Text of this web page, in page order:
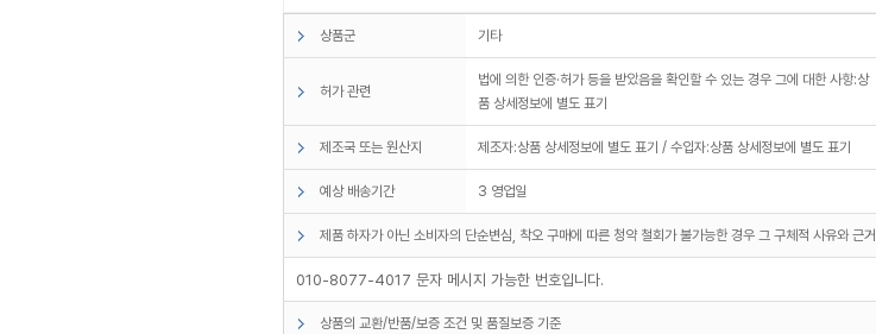
상품군 기타
허가 관련
법에 의한 인증·허가 등을 받았음을 확인할 수 있는 경우 그에 대한 사항:상
품 상세정보에 별도 표기
제조국 또는 원산지 제조자:상품 상세정보에 별도 표기 / 수입자:상품 상세정보에 별도 표기
예상 배송기간 3 영업일
제품 하자가 아닌 소비자의 단순변심, 착오 구매에 따른 청약 철회가 불가능한 경우 그 구체적 사유와 근거
010-8077-4017 문자 메시지 가능한 번호입니다.
상품의 교환/반품/보증 조건 및 품질보증 기준